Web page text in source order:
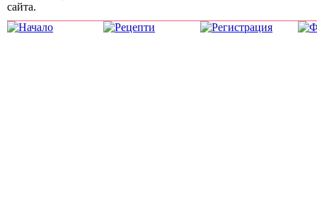
сайта.